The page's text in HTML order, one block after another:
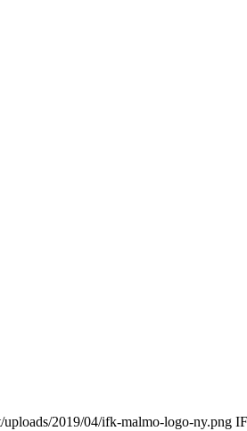
2019/04/ifk-malmo-logo-ny.png